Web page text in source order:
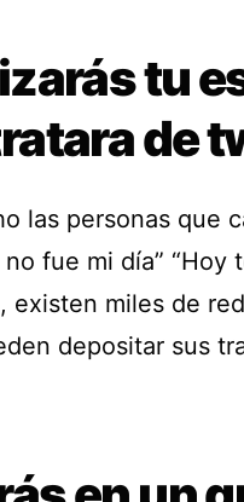
tu
de
las personas que
fue mi día” “Hoy
existen miles de
depositar sus